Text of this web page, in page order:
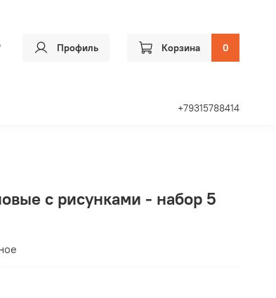
Профиль Корзина 0
+79315788414
с рисунками - набор 5